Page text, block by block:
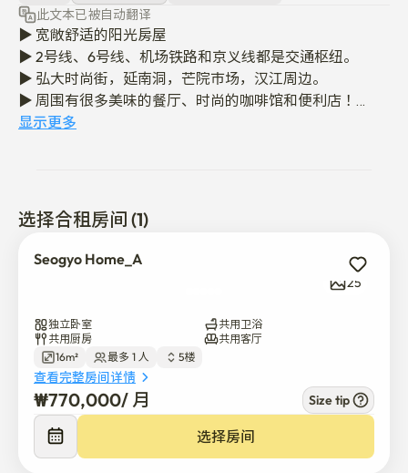
此文本已被自动翻译
▶ 宽敞舒适的阳光房屋
▶ 2号线、6号线、机场铁路和京义线都是交通枢纽。
▶ 弘大时尚街，延南洞，芒院市场，汉江周边。
▶ 周围有很多美味的餐厅、时尚的咖啡馆和便利店！
▶ 行李可以在入住前一天和退房后存放。
▶ 除预订客人外，其他外部人员不得进入。
▶ 室内禁止吸烟
▶ 这栋房子在五楼（没有电梯，只有楼梯）。请在预订前
务必提前检查。
★距弘益大学站步行10mins
★距哈平站步行12mins
★从芒won站步行11天 mins
显示更多
选择合租房间 (1)
Seogyo Home_A
25
独立卧室
共用卫浴
共用厨房
共用客厅
16m²
最多 1 人 5楼
查看完整房间详情
₩770,000/ 月
¥770,000
Size tip